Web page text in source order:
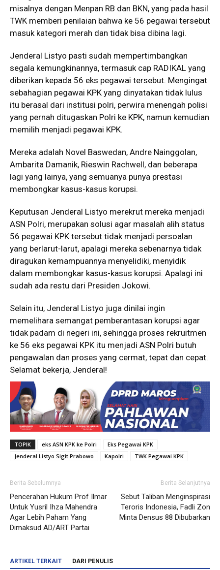
misalnya dengan Menpan RB dan BKN, yang pada hasil
TWK memberi penilaian bahwa ke 56 pegawai tersebut
masuk kategori merah dan tidak bisa dibina lagi.
Jenderal Listyo pasti sudah mempertimbangkan
segala kemungkinannya, termasuk cap RADIKAL yang
diberikan kepada 56 eks pegawai tersebut. Mengingat
sebahagian pegawai KPK yang dinyatakan tidak lulus
itu berasal dari institusi polri, perwira menengah polisi
yang pernah ditugaskan Polri ke KPK, namun kemudian
memilih menjadi pegawai KPK.
Mereka adalah Novel Baswedan, Andre Nainggolan,
Ambarita Damanik, Rieswin Rachwell, dan beberapa
lagi yang lainya, yang semuanya punya prestasi
membongkar kasus-kasus korupsi.
Keputusan Jenderal Listyo merekrut mereka menjadi
ASN Polri, merupakan solusi agar masalah alih status
56 pegawai KPK tersebut tidak menjadi persoalan
yang berlarut-larut, apalagi mereka sebenarnya tidak
diragukan kemampuannya menyelidiki, menyidik
dalam membongkar kasus-kasus korupsi. Apalagi ini
sudah ada restu dari Presiden Jokowi.
Selain itu, Jenderal Listyo juga dinilai ingin
memelihara semangat pemberantasan korupsi agar
tidak padam di negeri ini, sehingga proses rekruitmen
ke 56 eks pegawai KPK itu menjadi ASN Polri butuh
pengawalan dan proses yang cermat, tepat dan cepat.
Selamat bekerja, Jenderal!
TOPIK eks ASN KPK ke Polri
Eks Pegawai KPK
Jenderal Listyo Sigit Prabowo
Kapolri TWK Pegawai KPK
Berita Sebelumnya
Pencerahan Hukum Prof Ilmar
Untuk Yusril Ihza Mahendra
Agar Lebih Paham Yang
Dimaksud AD/ART Partai
Berita Selanjutnya
Sebut Taliban Menginspirasi
Teroris Indonesia, Fadli Zon
Minta Densus 88 Dibubarkan
ARTIKEL TERKAIT DARI PENULIS